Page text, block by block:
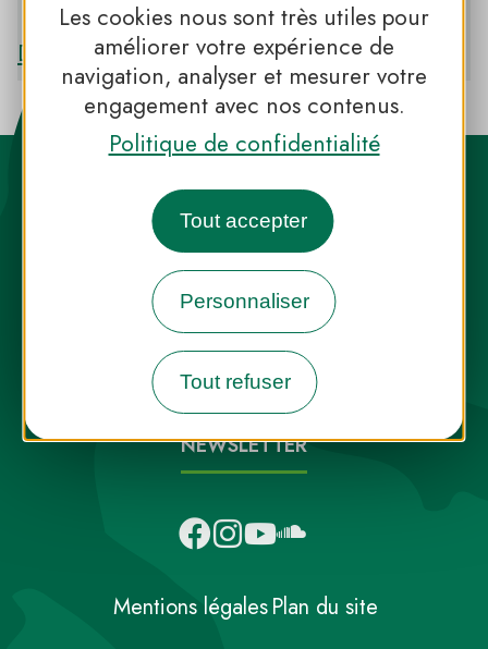
Les cookies nous sont très utiles pour
améliorer votre expérience de
navigation, analyser et mesurer votre
engagement avec nos contenus.
Politique de confidentialité
Tout accepter
Personnaliser
Tout refuser
Découvrir le PNR DES GRANDS CAUSSES
Destination Parcs, de l’inspiration en
toute saison
INFOS PRESSE
NOUS CONTACTER
NEWSLETTER
Mentions légalesPlan du site